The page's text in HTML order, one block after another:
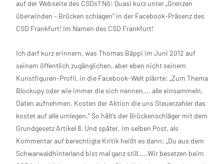
auf der Webseite des CSDs? Nö: Quasi kurz unter „Grenzen
überwinden – Brücken schlagen“ in der Facebook-Präsenz des
CSD Frankfurt! Im Namen des CSD Frankfurt!
Ich darf kurz erinnern, was Thomas Bäppi im Juni 2012 auf
seinem öffentlich zugänglichen, aber eben nicht seinem
Kunstfiguren-Profil, in die Facebook-Welt plärrte: „Zum Thema
Blockupy oder wie immer die sich nennen…. alle einsammeln,
Daten aufnehmen, Kosten der Aktion die uns Steuerzahler das
kostet auf alle umlegen.“ So hält’s der Brückenschläger mit dem
Grundgesetz Artikel 8. Und später, im selben Post, als
Kommentar auf berechtigte Kritik heißt es dann: „Du aus dem
Schwarwaldhinterland bist mal ganz still…..Wir besetzen beim